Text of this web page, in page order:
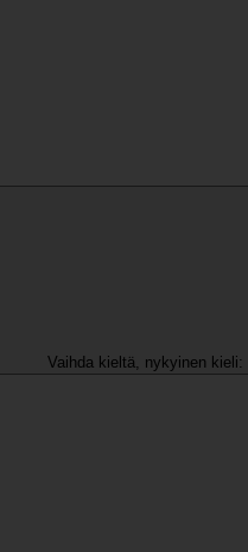
Vaihda kieltä, nykyinen kieli: